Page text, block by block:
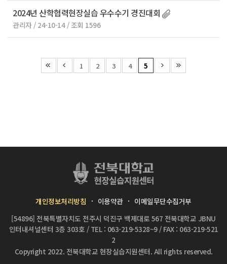
2024년 산학협력현장실습 우수수기 경진대회
관리자 / 24-10-14 / 조회 1596
1 2 3 4 5
개인정보처리방침 이용약관
이메일무단수집거부
[54896] 전북특별자치도 전주시 덕진구 백제대로 567 전북대학교 JBNU
인터내셔널센터 3층 303호 / TEL : 063-219-5328~9/ FAX : 063-219-521
2
Copyright 2022. 전북대학교 현장실습지원센터. All rights reserved.